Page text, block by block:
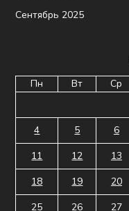
Сентябрь 2025
Пн Вт Ср
4
5 6
11
12 13
18
19 20
25
26 27